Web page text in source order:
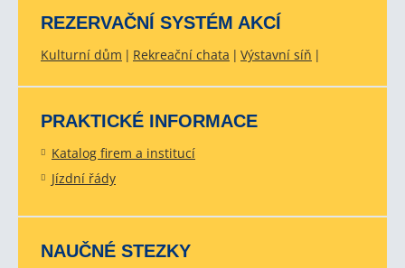
REZERVAČNÍ SYSTÉM AKCÍ
Kulturní dům Rekreační chata Výstavní síň
PRAKTICKÉ INFORMACE
Katalog firem a institucí
Jízdní řády
NAUČNÉ STEZKY